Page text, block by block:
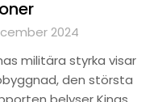
2024
militära styrka visar
den största